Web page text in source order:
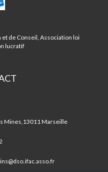
EOURES
de Conseil, Association loi
lucratif
Mines,13011 Marseille